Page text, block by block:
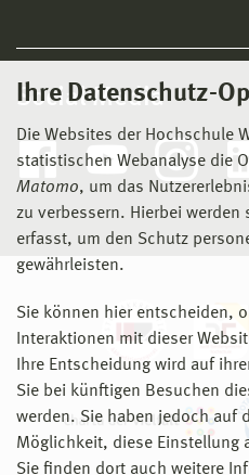
Ihre Datenschutz-
Die Websites der Hochschule
statistischen Webanalyse die
Matomo, um das
zu verbessern. Hierbei
erfasst, um den Schutz
gewährleisten.
Sie können hier entscheiden,
Interaktionen mit dieser
Ihre Entscheidung wird auf
Sie bei künftigen Besuchen
werden. Sie haben jedoch auf
Möglichkeit, diese Einstellung
Sie finden dort auch weitere
Social Media